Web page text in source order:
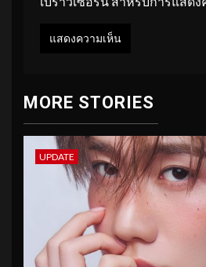
MORE STORIES
UPDATE